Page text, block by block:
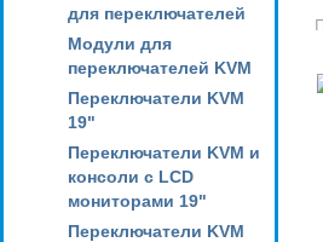
для переключателей
Модули для
переключателей KVM
Переключатели KVM
19"
Переключатели KVM и
консоли с LCD
мониторами 19"
Переключатели KVM